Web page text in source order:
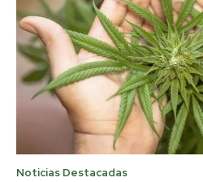
Noticias Destacadas